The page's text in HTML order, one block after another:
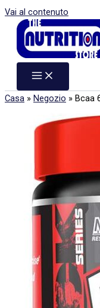
Vai al contenuto
Casa » Negozio » Bcaa